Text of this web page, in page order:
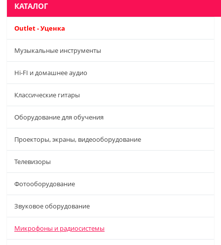
КАТАЛОГ
Outlet - Уценка
Музыкальные инструменты
Hi-FI и домашнее аудио
Классические гитары
Оборудование для обучения
Проекторы, экраны, видеооборудование
Телевизоры
Фотооборудование
Звуковое оборудование
Микрофоны и радиосистемы